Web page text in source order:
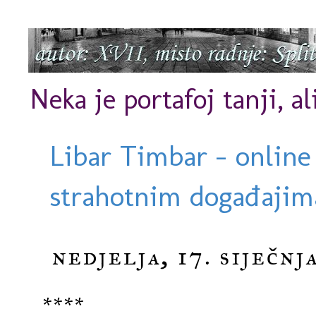
Neka je portafoj tanji,
Libar Timbar -
strahotnim
nedjelja, 17.
****